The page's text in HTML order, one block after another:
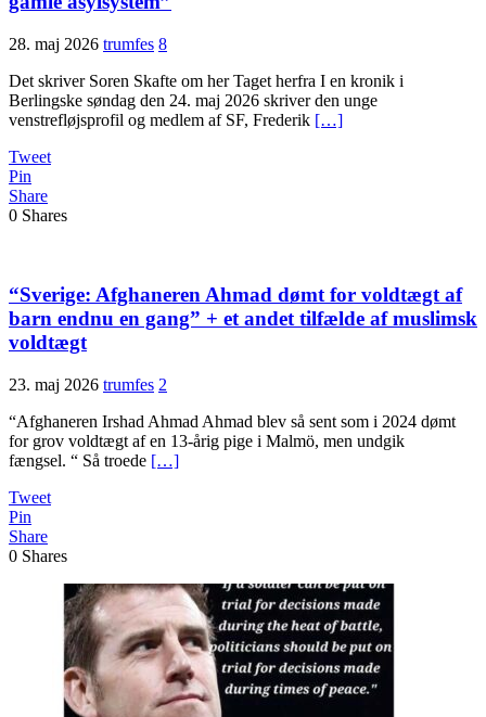
28. maj 2026 trumfes 8
Det skriver Soren Skafte om her Taget herfra I en kronik i
Berlingske søndag den 24. maj 2026 skriver den unge
venstrefløjsprofil og medlem af SF, Frederik […]
Tweet
Pin
Share
0 Shares
“Sverige: Afghaneren Ahmad dømt for voldtægt af
barn endnu en gang” + et andet tilfælde af muslimsk
voldtægt
23. maj 2026 trumfes 2
“Afghaneren Irshad Ahmad Ahmad blev så sent som i 2024 dømt
for grov voldtægt af en 13-årig pige i Malmö, men undgik
fængsel. “ Så troede […]
Tweet
Pin
Share
0 Shares